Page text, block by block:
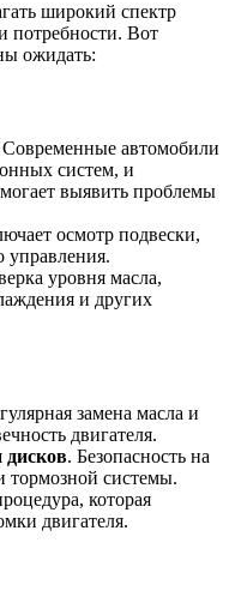
широкий спектр
потребности. Вот
ожидать:
Современные автомобили
систем, и
выявить проблемы
осмотр подвески,
управления.
уровня масла,
и других
замена масла и
двигателя.
дисков. Безопасность на
тормозной системы.
которая
двигателя.